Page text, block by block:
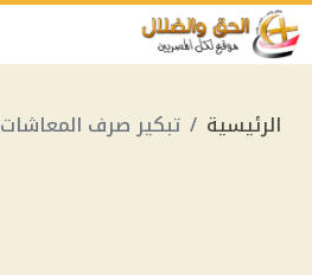
الرئيسية تبكير صرف المعاشات